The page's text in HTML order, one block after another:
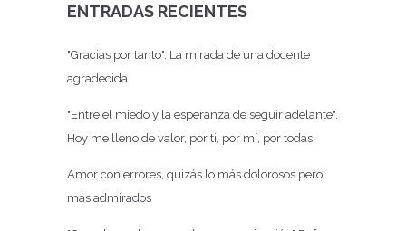
ENTRADAS RECIENTES
"Gracias por tanto". La mirada de una docente
agradecida
"Entre el miedo y la esperanza de seguir adelante".
Hoy me lleno de valor, por ti, por mí, por todas.
Amor con errores, quizás lo más dolorosos pero
más admirados